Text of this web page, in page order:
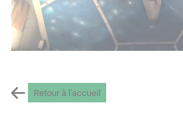
Retour à l'accueil